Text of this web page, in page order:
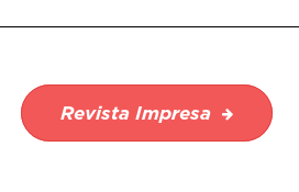
Revista Impresa